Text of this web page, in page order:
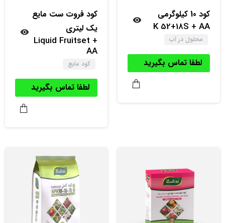
کود‌ 10 کیلوگرمی
K 52+18S + AA
محلول در آب
لطفا تماس بگیرید
کود‌ فروت ست مایع
یک لیتری
Liquid Fruitset +
AA
کود مایع
لطفا تماس بگیرید